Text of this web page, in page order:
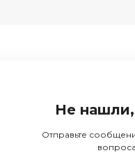
Не нашли,
Отправьте